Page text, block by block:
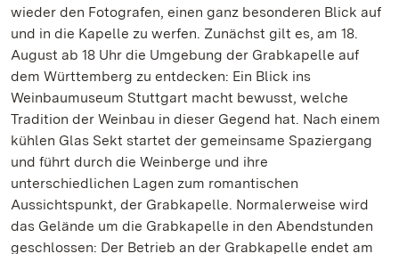
wieder den Fotografen, einen ganz besonderen Blick auf
und in die Kapelle zu werfen. Zunächst gilt es, am 18.
August ab 18 Uhr die Umgebung der Grabkapelle auf
dem Württemberg zu entdecken: Ein Blick ins
Weinbaumuseum Stuttgart macht bewusst, welche
Tradition der Weinbau in dieser Gegend hat. Nach einem
kühlen Glas Sekt startet der gemeinsame Spaziergang
und führt durch die Weinberge und ihre
unterschiedlichen Lagen zum romantischen
Aussichtspunkt, der Grabkapelle. Normalerweise wird
das Gelände um die Grabkapelle in den Abendstunden
geschlossen: Der Betrieb an der Grabkapelle endet am